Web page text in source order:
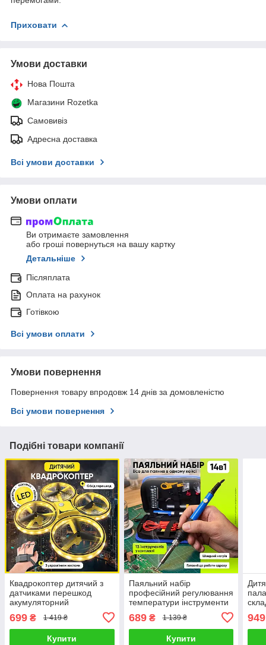
Приховати
Умови доставки
Нова Пошта
Магазини Rozetka
Самовивіз
Адресна доставка
Всі умови доставки
Умови оплати
Ви отримаєте замовлення
або гроші повернуться на вашу картку
Детальніше
Післяплата
Оплата на рахунок
Готівкою
Всі умови оплати
Умови повернення
Повернення товару впродовж 14 днів за домовленістю
Всі умови повернення
Подібні товари компанії
Квадрокоптер дитячий з
датчиками перешкод
акумуляторний
керований жестами
управління браслетом
699 ₴ 1 419 ₴
Купити
Паяльний набір
професійний регулювання
температури інструменти
для паяння з цифровим
паяльником
689₴ 1 139 ₴
Купити
949